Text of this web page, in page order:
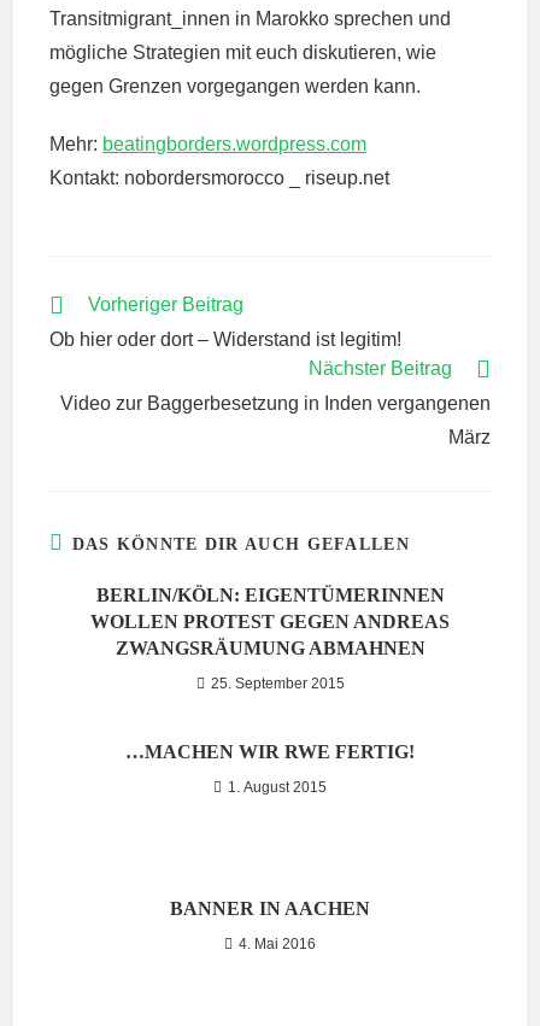
Transitmigrant_innen in Marokko sprechen und
mögliche Strategien mit euch diskutieren, wie
gegen Grenzen vorgegangen werden kann.
Mehr: beatingborders.wordpress.com
Kontakt: nobordersmorocco _ riseup.net
WEITERE
ANSEHEN
Vorheriger Beitrag
Ob hier oder dort – Widerstand ist legitim!
Nächster Beitrag
Video zur Baggerbesetzung in Inden vergangenen
März
DAS KÖNNTE DIR AUCH GEFALLEN
BERLIN/KÖLN: EIGENTÜMERINNEN
WOLLEN PROTEST GEGEN ANDREAS
ZWANGSRÄUMUNG ABMAHNEN
25. September 2015
…MACHEN WIR RWE FERTIG!
1. August 2015
BANNER IN AACHEN
4. Mai 2016